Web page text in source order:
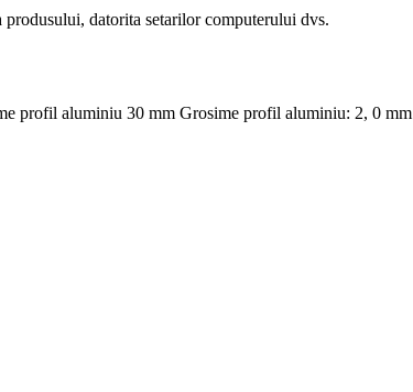
datorita setarilor computerului dvs.
profil aluminiu 30 mm Grosime profil aluminiu: 2, 0 mm